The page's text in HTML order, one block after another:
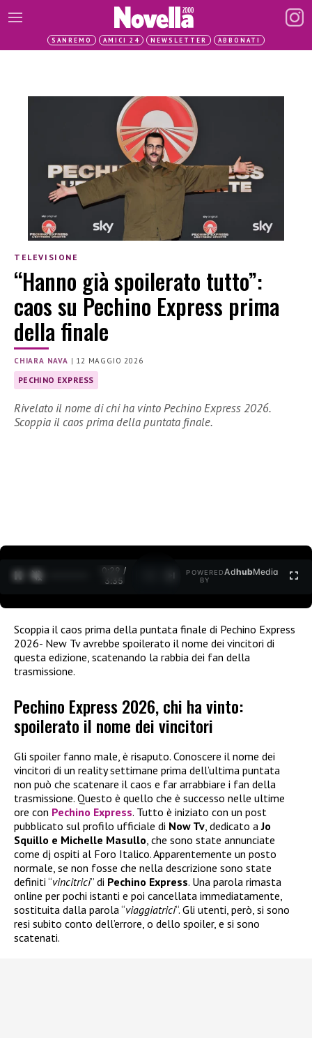
SANREMO AMICI 24 NEWSLETTER ABBONATI
TELEVISIONE
“Hanno già spoilerato tutto”:
caos su Pechino Express prima
della finale
CHIARA NAVA | 12 MAGGIO 2026
PECHINO EXPRESS
Rivelato il nome di chi ha vinto Pechino Express 2026.
Scoppia il caos prima della puntata finale.
0:30 /
3:35
POWERED
BY
AdhubMedia
Scoppia il caos prima della puntata finale di Pechino Express
2026- New Tv avrebbe spoilerato il nome dei vincitori di
questa edizione, scatenando la rabbia dei fan della
trasmissione.
Pechino Express 2026, chi ha vinto:
spoilerato il nome dei vincitori
Gli spoiler fanno male, è risaputo. Conoscere il nome dei
vincitori di un reality settimane prima dell’ultima puntata
non può che scatenare il caos e far arrabbiare i fan della
trasmissione. Questo è quello che è successo nelle ultime
ore con Pechino Express. Tutto è iniziato con un post
pubblicato sul profilo ufficiale di Now Tv, dedicato aJo
Squillo e Michelle Masullo, che sono state annunciate
come dj ospiti al Foro Italico. Apparentemente un posto
normale, se non fosse che nella descrizione sono state
definiti “vincitrici” di Pechino Express. Una parola rimasta
online per pochi istanti e poi cancellata immediatamente,
sostituita dalla parola “viaggiatrici“. Gli utenti, però, si sono
resi subito conto dell’errore, o dello spoiler, e si sono
scatenati.